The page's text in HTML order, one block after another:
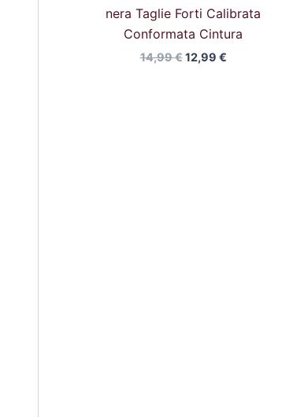
nera Taglie Forti Calibrata
Conformata Cintura
14,99€ 12,99 €